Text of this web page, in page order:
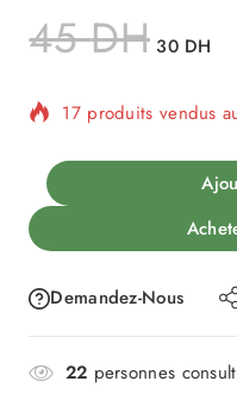
45DH 30 DH
panier
Demandez-Nous
22 personnes